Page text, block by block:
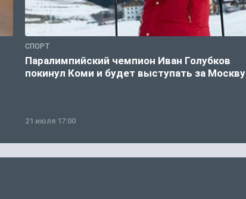
СПОРТ
Паралимпийский чемпион Иван Голубков
покинул Коми и будет выступать за Москву
21 июля 17:00